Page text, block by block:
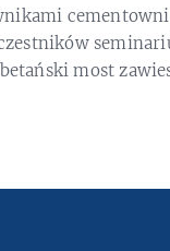
cementowni
most